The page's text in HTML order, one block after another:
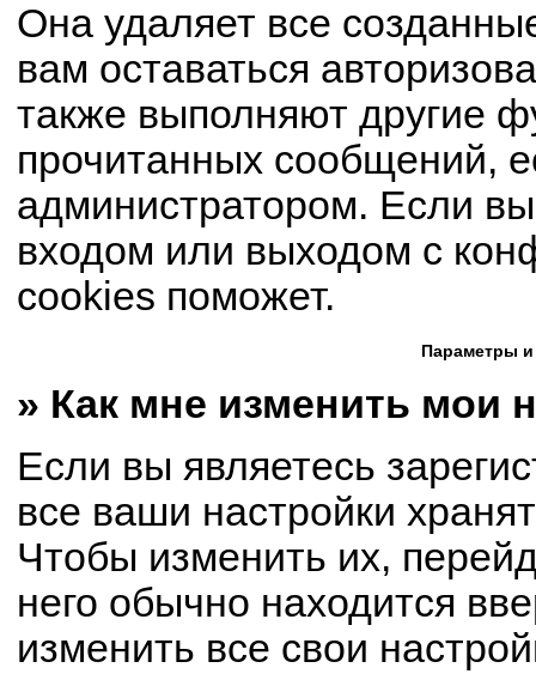
Она удаляет все
вам оставаться
также выполняют другие
прочитанных сообщений,
администратором. Если
входом или выходом с
cookies поможет.
Параметры и
» Как мне изменить мои
Если вы являетесь
все ваши настройки
Чтобы изменить их,
него обычно находится
изменить все свои